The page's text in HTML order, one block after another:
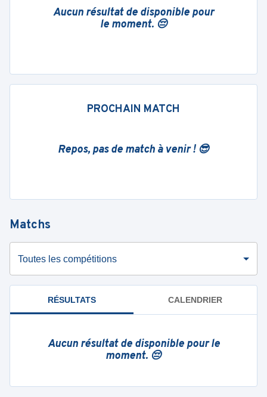
Aucun résultat de disponible pour
le moment. 😔
PROCHAIN MATCH
Repos, pas de match à venir ! 😎
Matchs
Toutes les compétitions
RÉSULTATS CALENDRIER
Aucun résultat de disponible pour le
moment. 😔